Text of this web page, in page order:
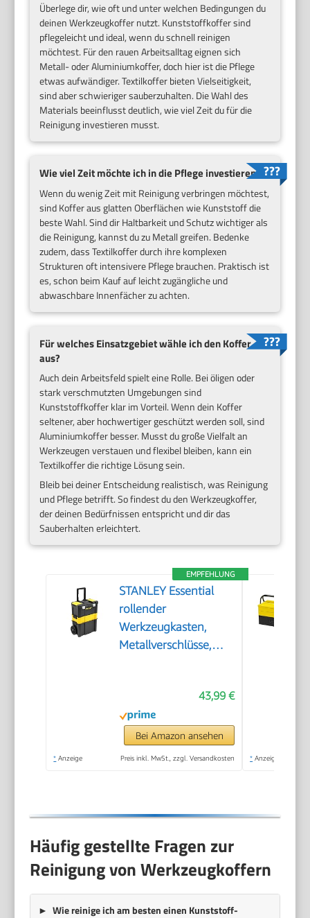
Überlege dir, wie oft und unter welchen Bedingungen du
deinen Werkzeugkoffer nutzt. Kunststoffkoffer sind
pflegeleicht und ideal, wenn du schnell reinigen
möchtest. Für den rauen Arbeitsalltag eignen sich
Metall- oder Aluminiumkoffer, doch hier ist die Pflege
etwas aufwändiger. Textilkoffer bieten Vielseitigkeit,
sind aber schwieriger sauberzuhalten. Die Wahl des
Materials beeinflusst deutlich, wie viel Zeit du für die
Reinigung investieren musst.
Wie viel Zeit möchte ich in die Pflege investieren?
Wenn du wenig Zeit mit Reinigung verbringen möchtest,
sind Koffer aus glatten Oberflächen wie Kunststoff die
beste Wahl. Sind dir Haltbarkeit und Schutz wichtiger als
die Reinigung, kannst du zu Metall greifen. Bedenke
zudem, dass Textilkoffer durch ihre komplexen
Strukturen oft intensivere Pflege brauchen. Praktisch ist
es, schon beim Kauf auf leicht zugängliche und
abwaschbare Innenfächer zu achten.
Für welches Einsatzgebiet wähle ich den Koffer
aus?
Auch dein Arbeitsfeld spielt eine Rolle. Bei öligen oder
stark verschmutzten Umgebungen sind
Kunststoffkoffer klar im Vorteil. Wenn dein Koffer
seltener, aber hochwertiger geschützt werden soll, sind
Aluminiumkoffer besser. Musst du große Vielfalt an
Werkzeugen verstauen und flexibel bleiben, kann ein
Textilkoffer die richtige Lösung sein.
Bleib bei deiner Entscheidung realistisch, was Reinigung
und Pflege betrifft. So findest du den Werkzeugkoffer,
der deinen Bedürfnissen entspricht und dir das
Sauberhalten erleichtert.
EMPFEHLUNG
STANLEY Essential
rollender
Werkzeugkasten,
Metallverschlüsse,
43,99 €
Bei Amazon ansehen
* Anzeige Preis inkl. MwSt., zzgl. Versandkosten * Anzeige
Häufig gestellte Fragen zur
Reinigung von Werkzeugkoffern
Wie reinige ich am besten einen Kunststoff-